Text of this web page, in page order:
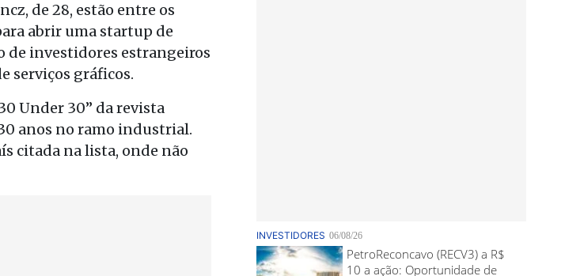
de 28, estão entre os
abrir uma startup de
de investidores estrangeiros
serviços gráficos.
Under 30” da revista
anos no ramo industrial.
citada na lista, onde não